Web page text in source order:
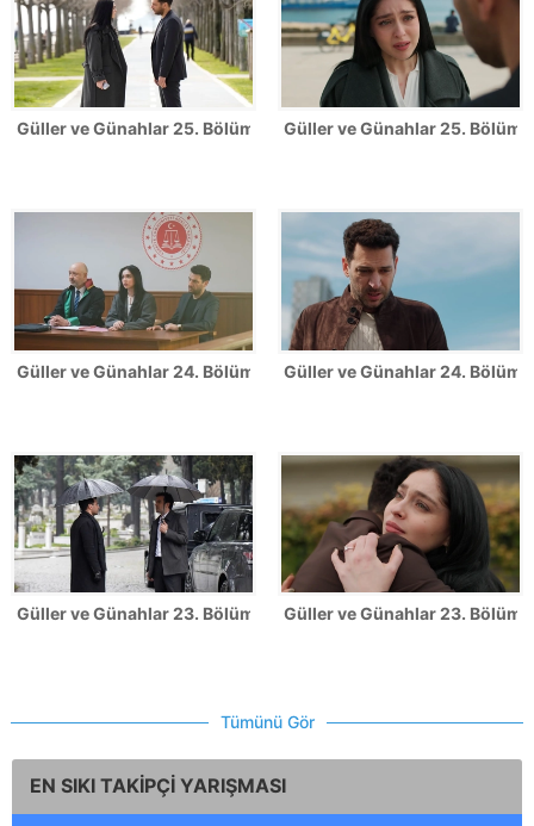
Güller ve Günahlar 25. Bölüm FotoğraflarıGüller ve Günahlar 25.
Güller ve Günahlar 24. Bölüm FotoğraflarıGüller ve Günahlar 24.
Güller ve Günahlar 23. Bölüm FotoğraflarıGüller ve Günahlar 23.
Tümünü Gör
EN SIKI TAKİPÇİ YARIŞMASI